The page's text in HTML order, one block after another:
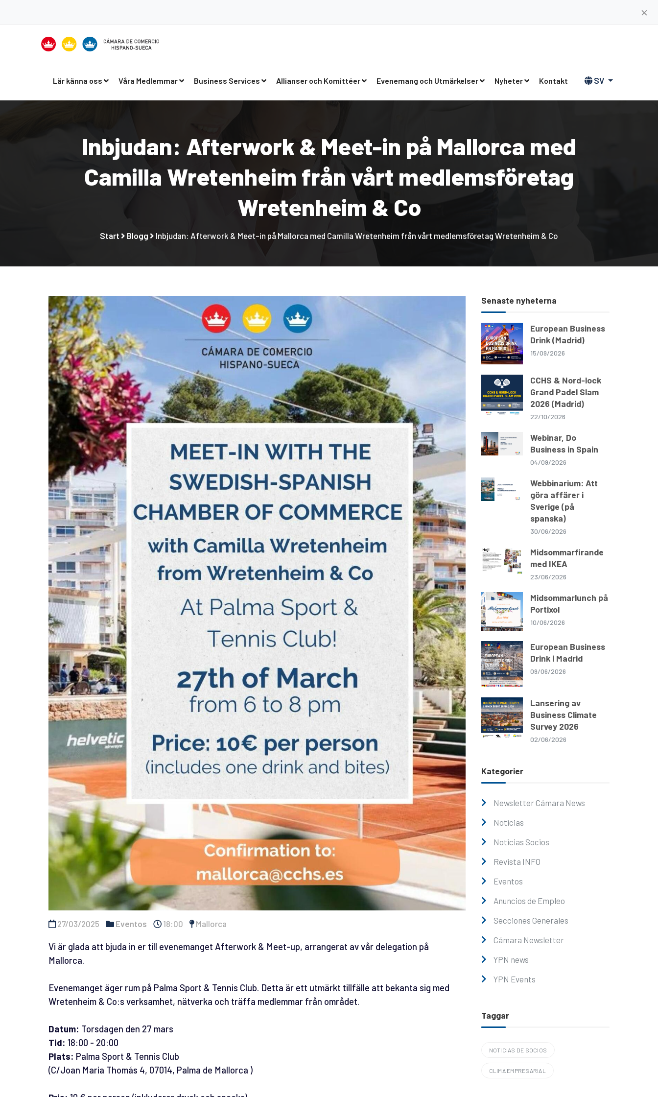
✕
Lär känna oss Våra Medlemmar Business Services Allianser och Komittéer Evenemang och Utmärkelser Nyheter Kontakt SV
Inbjudan: Afterwork & Meet-in på Mallorca med
Camilla Wretenheim från vårt medlemsföretag
Wretenheim & Co
Start Blogg Inbjudan: Afterwork & Meet-in på Mallorca med Camilla Wretenheim från vårt medlemsföretag Wretenheim & Co
27/03/2025 Eventos 18:00 Mallorca
Vi är glada att bjuda in er till evenemanget Afterwork & Meet-up, arrangerat av vår delegation på
Mallorca.
Evenemanget äger rum på Palma Sport & Tennis Club. Detta är ett utmärkt tillfälle att bekanta sig med
Wretenheim & Co:s verksamhet, nätverka och träffa medlemmar från området.
Datum: Torsdagen den 27 mars
Tid: 18:00 - 20:00
Plats: Palma Sport & Tennis Club
(C/Joan Maria Thomás 4, 07014, Palma de Mallorca )
Senaste nyheterna
European Business
Drink (Madrid)
15/09/2026
CCHS & Nord-lock
Grand Padel Slam
2026 (Madrid)
22/10/2026
Webinar, Do
Business in Spain
04/09/2026
Webbinarium: Att
göra affärer i
Sverige (på
spanska)
30/06/2026
Midsommarfirande
med IKEA
23/06/2026
Midsommarlunch på
Portixol
10/06/2026
European Business
Drink i Madrid
09/06/2026
Lansering av
Business Climate
Survey 2026
02/06/2026
Kategorier
Newsletter Cámara News
Noticias
Noticias Socios
Revista INFO
Eventos
Anuncios de Empleo
Secciones Generales
Cámara Newsletter
YPN news
YPN Events
Taggar
NOTICIAS DE SOCIOS
CLIMA EMPRESARIAL